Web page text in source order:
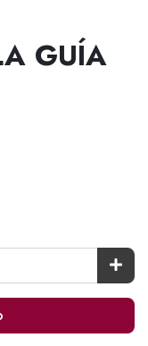
GUÍA